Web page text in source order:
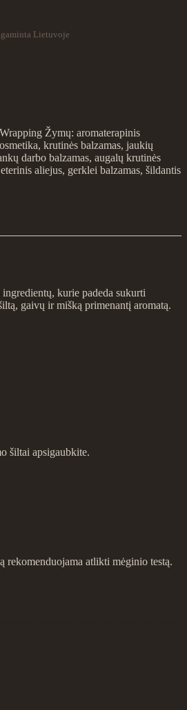
Lietuvoje
Žymų: aromaterapinis
, krutinės balzamas, jaukių
darbo balzamas, augalų krutinės
aliejus, gerklei balzamas, šildantis
kurie padeda sukurti
gaivų ir mišką primenantį aromatą.
šiltai apsigaubkite.
rekomenduojama atlikti mėginio testą.